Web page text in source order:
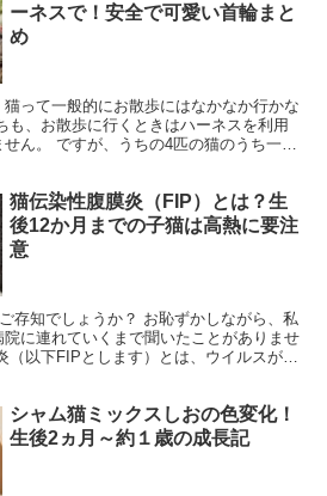
ーネスで！安全で可愛い首輪まと
め
って一般的にお散歩にはなかなか行かな
も、お散歩に行くときはハーネスを利用
ん。 ですが、うちの4匹の猫のうち一匹
猫伝染性腹膜炎（FIP）とは？生
後12か月までの子猫は高熱に要注
意
存知でしょうか？ お恥ずかしながら、私
に連れていくまで聞いたことがありませ
（以下FIPとします）とは、ウイルスが体
シャム猫ミックスしおの色変化！
生後2ヵ月～約１歳の成長記